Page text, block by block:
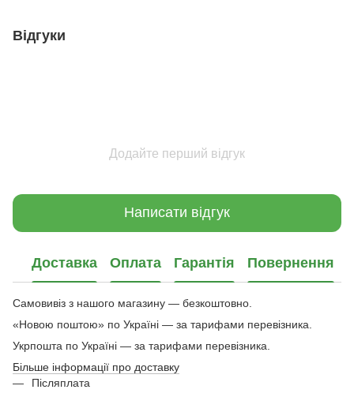
Відгуки
Додайте перший відгук
Написати відгук
Доставка Оплата Гарантія Повернення
Самовивіз з нашого магазину — безкоштовно.
«Новою поштою» по Україні — за тарифами перевізника.
Укрпошта по Україні — за тарифами перевізника.
Більше інформації про доставку
Післяплата